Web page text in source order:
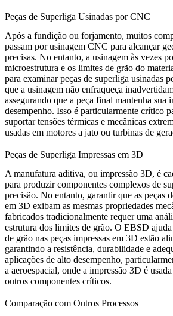
Peças de Superliga Usinadas por CNC
Após a fundição ou forjamento, muitos
passam por usinagem CNC para alcançar
precisas. No entanto, a usinagem às vezes
microestrutura e os limites de grão do
para examinarpeças de superliga usinadas
que a usinagem não enfraqueça
assegurando que a peça final mantenha sua
desempenho. Isso é particularmente crítico
suportar tensões térmicas e mecânicas
usadas em motores a jato ou turbinas de
Peças de Superliga Impressas em 3D
A manufatura aditiva, ou impressão 3D, é
para produzir componentes complexos de
precisão. No entanto, garantir que as peças
em 3D exibam as mesmas propriedades
fabricados tradicionalmente requer uma
estrutura dos limites de grão. O EBSD
de grão nas peças impressas em 3D estão
garantindo a resistência, durabilidade e
aplicações de alto desempenho,
a aeroespacial, onde a impressão 3D é
outros componentes críticos.
Comparação com Outros Processos